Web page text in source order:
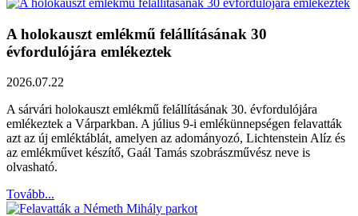
A holokauszt emlékmű felállításának 30
évfordulójára emlékeztek
2026.07.22
A sárvári holokauszt emlékmű felállításának 30. évfordulójára
emlékeztek a Várparkban. A július 9-i emlékünnepségen felavatták
azt az új emléktáblát, amelyen az adományozó, Lichtenstein Alíz és
az emlékművet készítő, Gaál Tamás szobrászművész neve is
olvasható.
Tovább...